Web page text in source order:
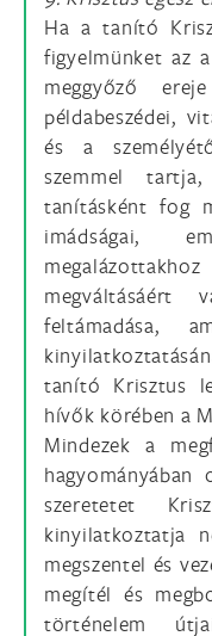
Ha a tanító
figyelmünket az
meggyőző
példabeszédei,
és a
szemmel
tanításként fog
imádságai,
megváltásáért
feltámadása,
tanító Krisztus
hívők körében a
Mindezek a
szeretetet
kinyilatkoztatja
megszentel és
megítél és
történelem